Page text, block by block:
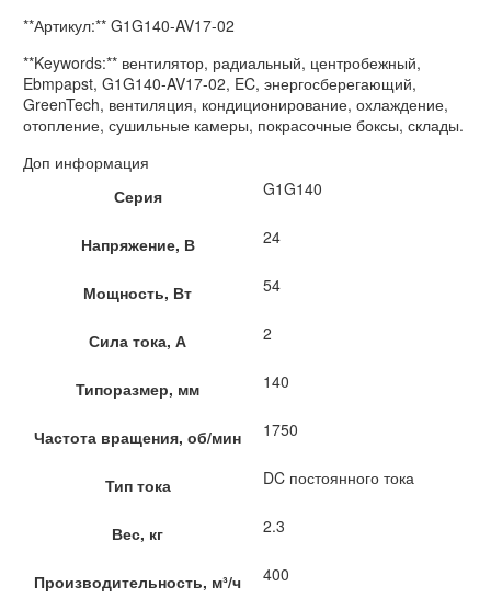
**Артикул:** G1G140-AV17-02
**Keywords:** вентилятор, радиальный, центробежный,
Ebmpapst, G1G140-AV17-02, EC, энергосберегающий,
GreenTech, вентиляция, кондиционирование, охлаждение,
отопление, сушильные камеры, покрасочные боксы, склады.
Доп информация
Серия
G1G140
Напряжение, В 24
Мощность, Вт 54
Сила тока, А 2
Типоразмер, мм 140
Частота вращения, об/мин 1750
Тип тока DC постоянного тока
Вес, кг 2.3
Производительность, м³/ч 400